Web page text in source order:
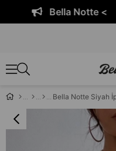
Bella Notte <
Bella Notte Siyah